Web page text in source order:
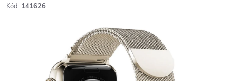
Kód: 141626